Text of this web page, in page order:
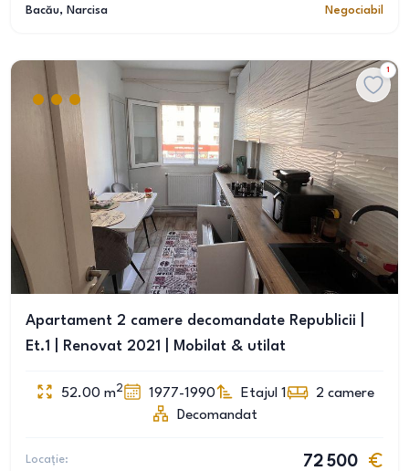
Bacău, Narcisa Negociabil
1
Apartament 2 camere decomandate Republicii |
Et.1 | Renovat 2021 | Mobilat & utilat
52.00 m2 1977-1990 Etajul 1 2 camere
Decomandat
Locație:
72 500